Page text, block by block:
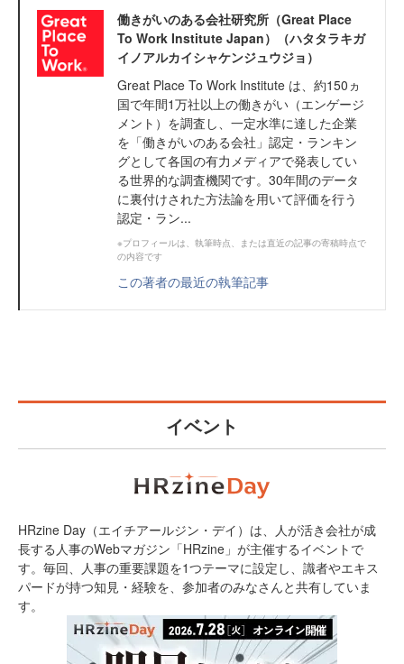
働きがいのある会社研究所（Great Place
To Work Institute Japan）（ハタタラキガ
イノアルカイシャケンジュウジョ）
Great Place To Work Institute は、約150ヵ
国で年間1万社以上の働きがい（エンゲージ
メント）を調査し、一定水準に達した企業
を「働きがいのある会社」認定・ランキン
グとして各国の有力メディアで発表してい
る世界的な調査機関です。30年間のデータ
に裏付けされた方法論を用いて評価を行う
認定・ラン...
※プロフィールは、執筆時点、または直近の記事の寄稿時点で
の内容です
この著者の最近の執筆記事
イベント
HRzine Day（エイチアールジン・デイ）は、人が活き会社が成
長する人事のWebマガジン「HRzine」が主催するイベントで
す。毎回、人事の重要課題を1つテーマに設定し、識者やエキス
パードが持つ知見・経験を、参加者のみなさんと共有していま
す。